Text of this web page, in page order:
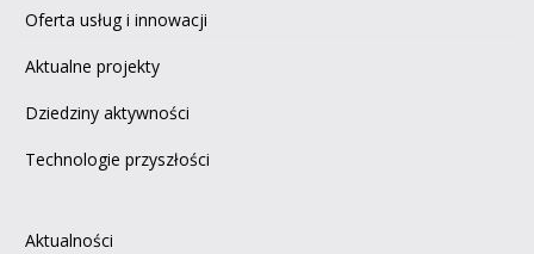
Oferta usług i innowacji
Aktualne projekty
Dziedziny aktywności
Technologie przyszłości
Aktualności